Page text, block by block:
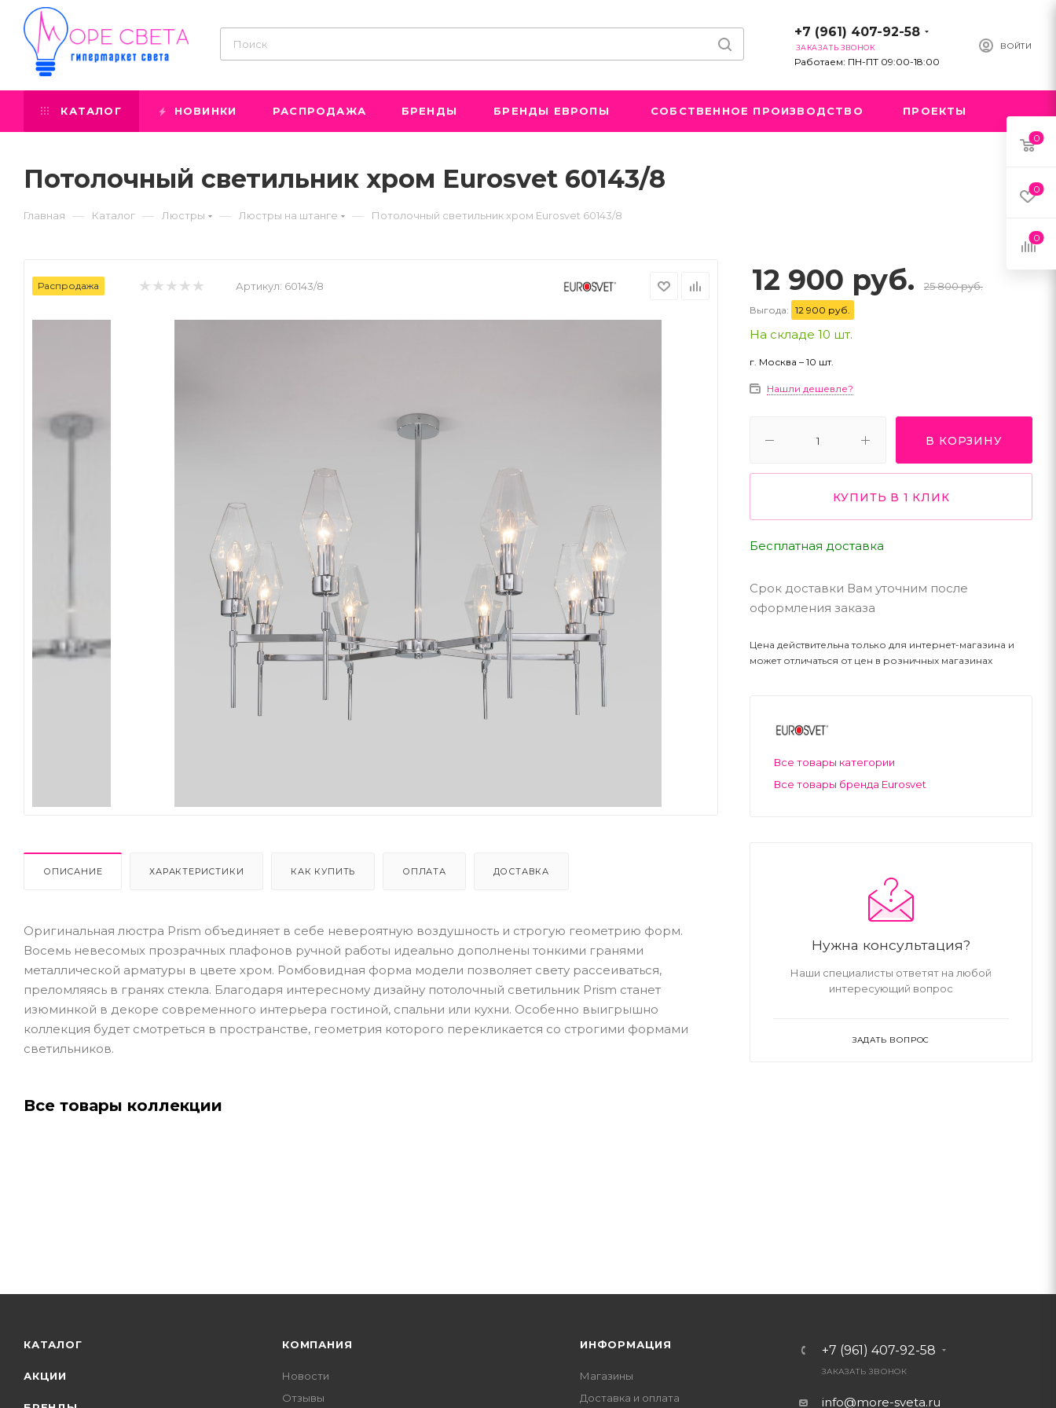
ВОЙТИ
+7 (961) 407-92-58
ЗАКАЗАТЬ ЗВОНОК
Работаем: ПН-ПТ 09:00-18:00
КАТАЛОГ НОВИНКИ РАСПРОДАЖА БРЕНДЫ БРЕНДЫ ЕВРОПЫ СОБСТВЕННОЕ ПРОИЗВОДСТВО ПРОЕКТЫ
Потолочный светильник хром Eurosvet 60143/8
Главная — Каталог — Люстры — Люстры на штанге — Потолочный светильник хром Eurosvet 60143/8
Распродажа Артикул: 60143/8
ОПИСАНИЕ ХАРАКТЕРИСТИКИ КАК КУПИТЬ ОПЛАТА ДОСТАВКА
Оригинальная люстра Prism объединяет в себе невероятную воздушность и строгую геометрию форм.
Восемь невесомых прозрачных плафонов ручной работы идеально дополнены тонкими гранями
металлической арматуры в цвете хром. Ромбовидная форма модели позволяет свету рассеиваться,
преломляясь в гранях стекла. Благодаря интересному дизайну потолочный светильник Prism станет
изюминкой в декоре современного интерьера гостиной, спальни или кухни. Особенно выигрышно
коллекция будет смотреться в пространстве, геометрия которого перекликается со строгими формами
светильников.
Все товары коллекции
12 900 руб. 25 800 руб.
Выгода: 12 900 руб.
На складе 10 шт.
г. Москва – 10 шт.
Нашли дешевле?
В КОРЗИНУ
КУПИТЬ В 1 КЛИК
Бесплатная доставка
Срок доставки Вам уточним после
оформления заказа
Цена действительна только для интернет-магазина и
может отличаться от цен в розничных магазинах
Все товары категории
Все товары бренда Eurosvet
Нужна консультация?
Наши специалисты ответят на любой
интересующий вопрос
ЗАДАТЬ ВОПРОС
КАТАЛОГ
АКЦИИ
КОМПАНИЯ
Новости
Отзывы
ИНФОРМАЦИЯ
Магазины
Доставка и оплата
+7 (961) 407-92-58
ЗАКАЗАТЬ ЗВОНОК
info@more-sveta.ru
0
0
0